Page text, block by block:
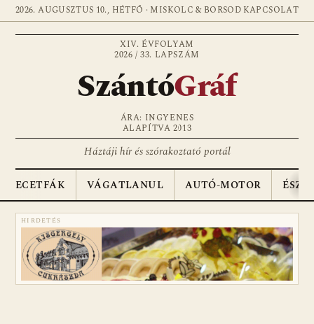
2026. AUGUSZTUS 10., HÉTFŐ · MISKOLC & BORSOD KAPCSOLAT
XIV. ÉVFOLYAM
2026 / 33. LAPSZÁM
SzántóGráf
ÁRA: INGYENES
ALAPÍTVA 2013
Háztáji hír és szórakoztató portál
ECETFÁK VÁGATLANUL AUTÓ-MOTOR
HIRDETÉS